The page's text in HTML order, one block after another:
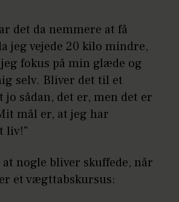
det da nemmere at få
jeg vejede 20 kilo mindre,
fokus på min glæde og
selv. Bliver det til et
sådan, det er, men det er
mål er, at jeg har
liv!"
nogle bliver skuffede, når
et vægttabskursus: